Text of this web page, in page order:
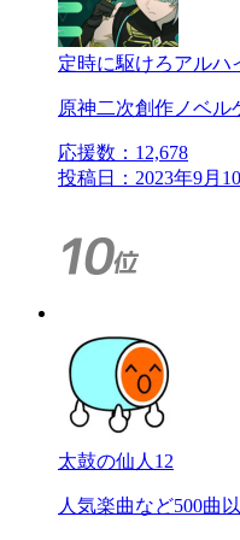
定時に駆けろアルハ
原神二次創作ノベル
応援数： 12,678
投稿日：2023年9月
太鼓の仙人12
人気楽曲など500曲